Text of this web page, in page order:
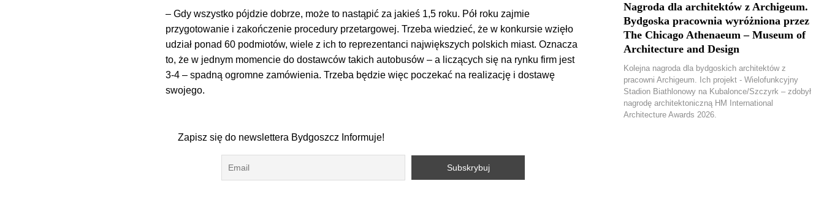
– Gdy wszystko pójdzie dobrze, może to nastąpić za jakieś 1,5 roku. Pół roku zajmie
przygotowanie i zakończenie procedury przetargowej. Trzeba wiedzieć, że w konkursie wzięło
udział ponad 60 podmiotów, wiele z ich to reprezentanci największych polskich miast. Oznacza
to, że w jednym momencie do dostawców takich autobusów – a liczących się na rynku firm jest
3-4 – spadną ogromne zamówienia. Trzeba będzie więc poczekać na realizację i dostawę
swojego.
Zapisz się do newslettera Bydgoszcz Informuje!
Nagroda dla architektów z Archigeum.
Bydgoska pracownia wyróżniona przez
The Chicago Athenaeum – Museum of
Architecture and Design
Kolejna nagroda dla bydgoskich architektów z
pracowni Archigeum. Ich projekt - Wielofunkcyjny
Stadion Biathlonowy na Kubalonce/Szczyrk – zdobył
nagrodę architektoniczną HM International
Architecture Awards 2026.